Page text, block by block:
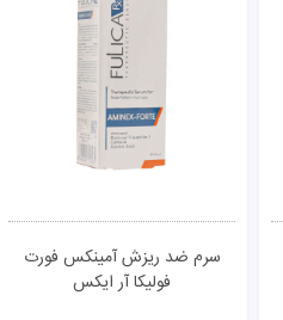
سرم ضد ریزش آمینکس فورت
فولیکا آر ایکس